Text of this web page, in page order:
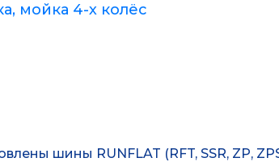
мойка 4-х колёс
шины RUNFLAT (RFT, SSR, ZP,